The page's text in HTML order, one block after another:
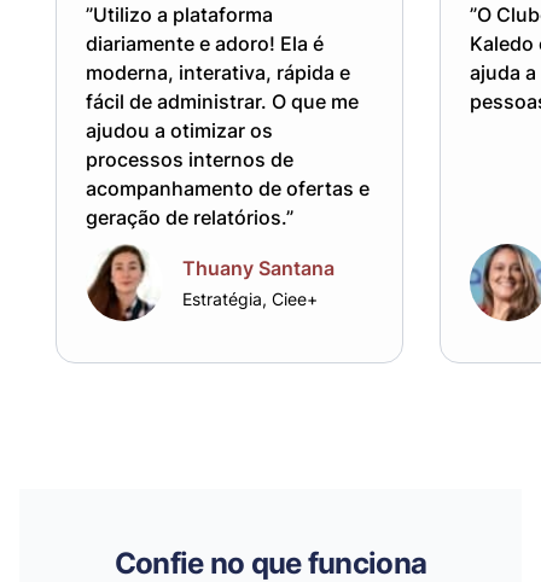
”Utilizo a plataforma
diariamente e adoro! Ela é
moderna, interativa, rápida e
fácil de administrar. O que me
ajudou a otimizar os
processos internos de
acompanhamento de ofertas e
geração de relatórios.”
Thuany Santana
Estratégia, Ciee+
”O
Kaledo
ajuda
Confie no que funciona